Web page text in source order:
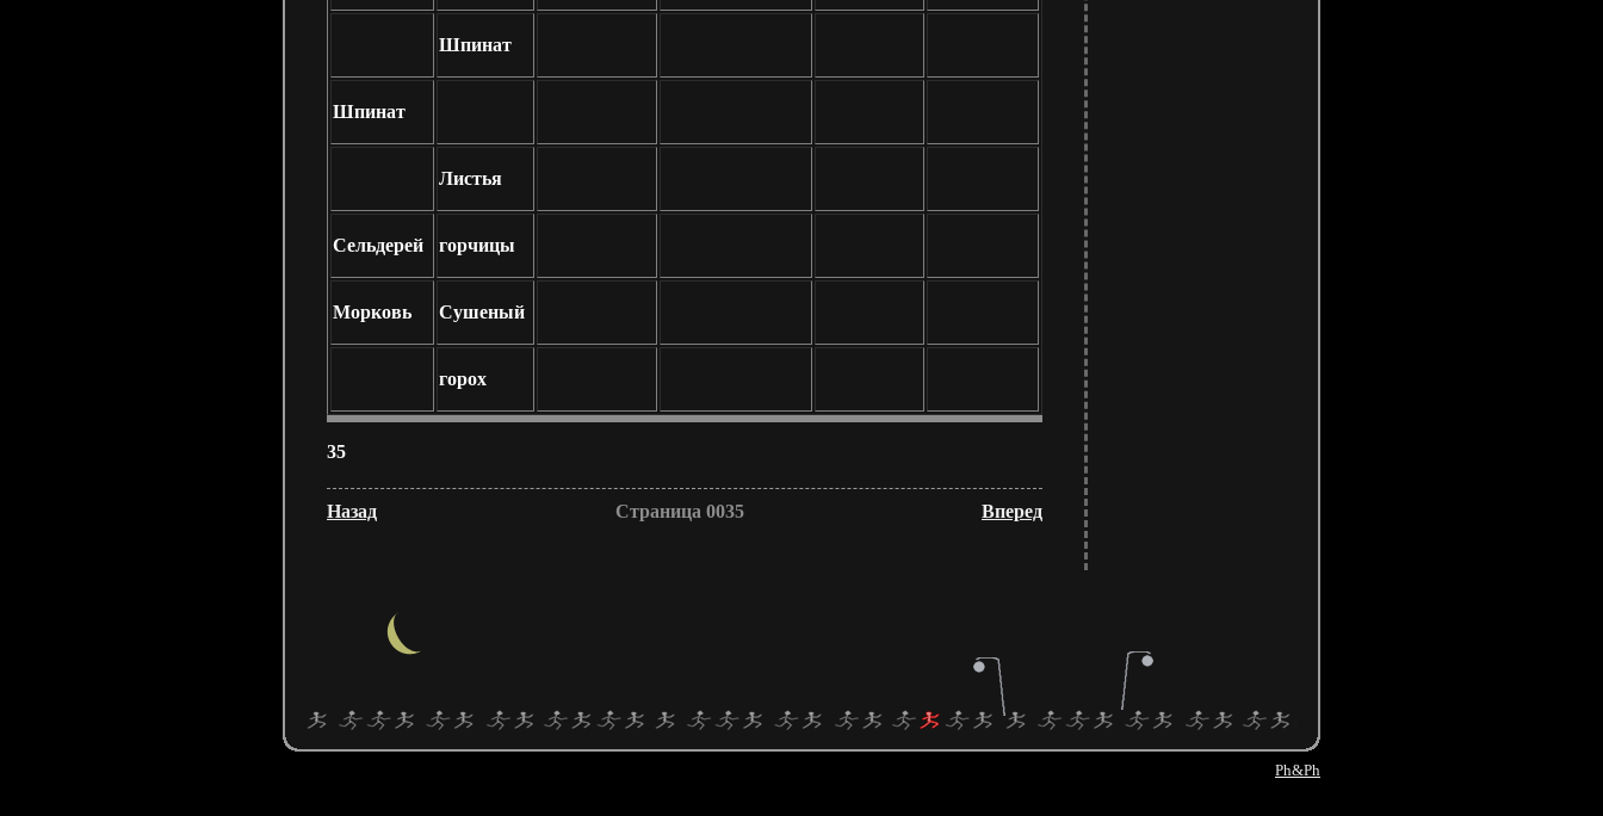
Шпинат
Шпинат
Листья
Сельдерей горчицы
Морковь Сушеный
горох
35
Назад Страница 0035 Вперед
Ph&Ph